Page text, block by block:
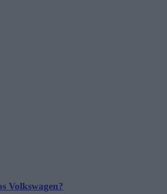
Volkswagen?